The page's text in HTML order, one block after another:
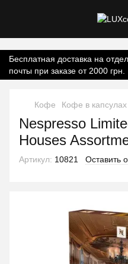
Бесплатная доставка на
почты при заказе от 2000 грн.
Кофе Кофе в капсулах
Nespresso
Houses
Артикул: 10821 Оставить